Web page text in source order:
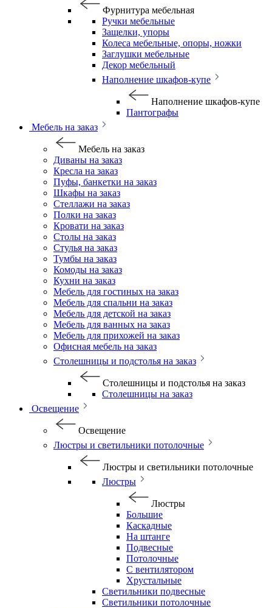
Фурнитура мебельная
Ручки мебельные
Защелки, упоры
Колеса мебельные, опоры, ножки
Заглушки мебельные
Декор мебельный
Наполнение шкафов-купе
Наполнение шкафов-купе
Пантографы
Мебель на заказ
Мебель на заказ
Диваны на заказ
Кресла на заказ
Пуфы, банкетки на заказ
Шкафы на заказ
Стеллажи на заказ
Полки на заказ
Кровати на заказ
Столы на заказ
Стулья на заказ
Тумбы на заказ
Комоды на заказ
Кухни на заказ
Мебель для гостиных на заказ
Мебель для спальни на заказ
Мебель для детской на заказ
Мебель для ванных на заказ
Мебель для прихожей на заказ
Офисная мебель на заказ
Столешницы и подстолья на заказ
Столешницы и подстолья на заказ
Столешницы на заказ
Освещение
Освещение
Люстры и светильники потолочные
Люстры и светильники потолочные
Люстры
Люстры
Большие
Каскадные
На штанге
Подвесные
Потолочные
С вентилятором
Хрустальные
Светильники подвесные
Светильники потолочные